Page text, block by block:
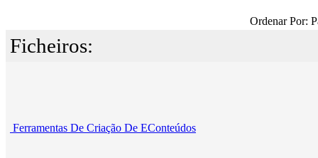
Ordenar Por:
Ficheiros:
Ferramentas De Criação De EConteúdos